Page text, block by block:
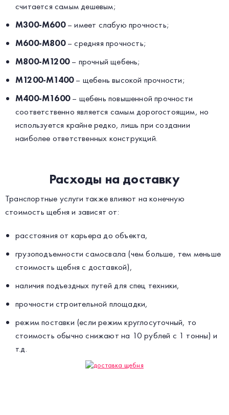
считается самым дешевым;
М300-М600– имеет слабую прочность;
М600-М800– средняя прочность;
М800-М1200– прочный щебень;
М1200-М1400– щебень высокой прочности;
М400-М1600– щебень повышенной прочности
соответственно является самым дорогостоящим, но
используется крайне редко, лишь при создании
наиболее ответственных конструкций.
Расходы на доставку
Транспортные услуги также влияют на конечную
стоимость щебня и зависят от:
расстояния от карьера до объекта,
грузоподъемности самосвала (чем больше, тем меньше
стоимость щебня с доставкой),
наличия подъездных путей для спец техники,
прочности строительной площадки,
режим поставки (если режим круглосуточный, то
стоимость обычно снижают на 10 рублей с 1 тонны) и
т.д.